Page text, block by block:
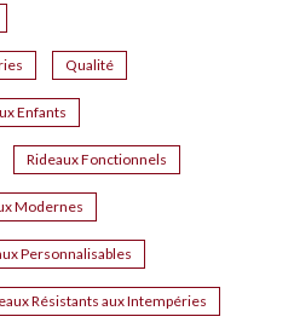
Qualité
Enfants
Rideaux Fonctionnels
Modernes
Personnalisables
Résistants aux Intempéries